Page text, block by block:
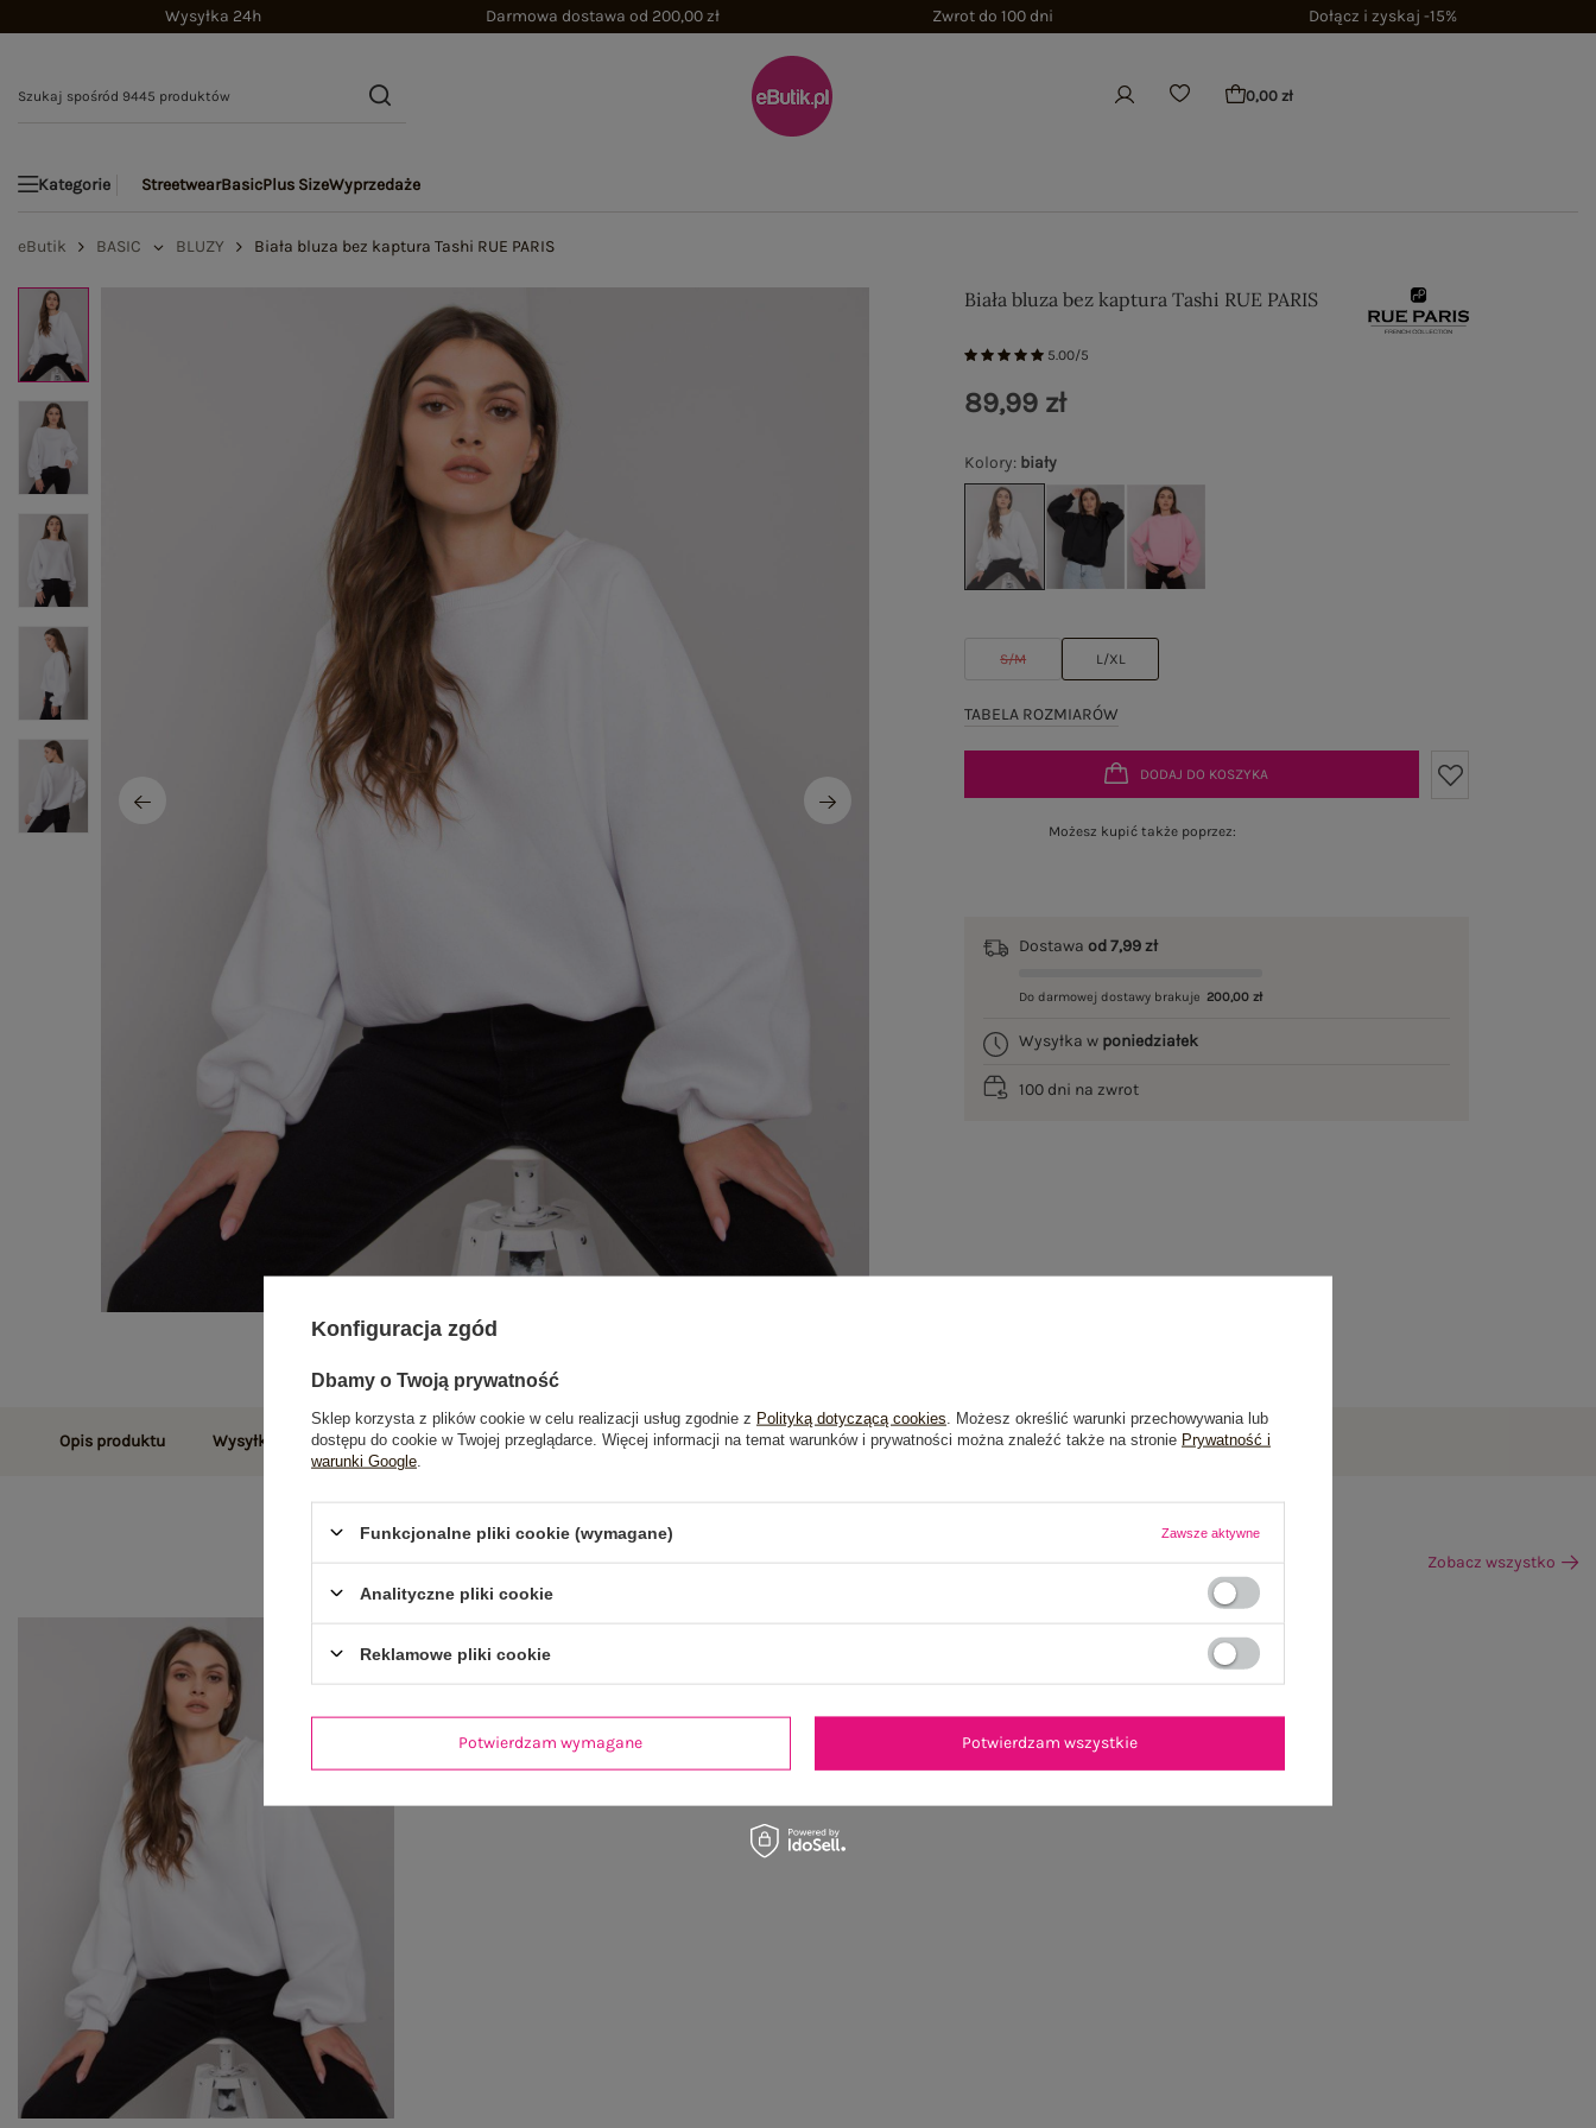
Wysyłka 24h Darmowa dostawa od 200,00 zł Zwrot do 100 dni Dołącz i zyskaj -15%
0,00 zł
Kategorie StreetwearBasicPlus SizeWyprzedaże
eButik BASIC BLUZY Biała bluza bez kaptura Tashi RUE PARIS
Biała bluza bez kaptura Tashi RUE PARIS
5.00/5
Kolory: biały
S/M L/XL
TABELA ROZMIARÓW
89,99 zł
DODAJ DO KOSZYKA
Możesz kupić także poprzez:
Dostawaod 7,99 zł
Do darmowej dostawy brakuje 200,00 zł
Wysyłka w poniedziałek
100 dni na zwrot
Opis produktu Wysyłka i dostawa Zwroty i reklamacje Opinie o produkcie(1)
Zobacz wszystko
Konfiguracja zgód
Dbamy o Twoją prywatność
Sklep korzysta z plików cookie w celu realizacji usług zgodnie z Polityką dotyczącą cookies . Możesz określić warunki przechowywania lub
dostępu do cookie w Twojej przeglądarce. Więcej informacji na temat warunków i prywatności można znaleźć także na stronie Prywatność i
warunki Google
Funkcjonalne pliki cookie (wymagane) Zawsze aktywne
Analityczne pliki cookie
Reklamowe pliki cookie
Potwierdzam wymagane Potwierdzam wszystkie